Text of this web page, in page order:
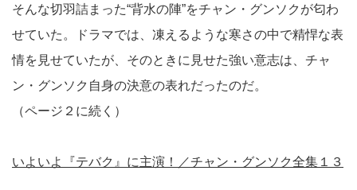
そんな切羽詰まった“背水の陣”をチャン・グンソクが匂わ
せていた。ドラマでは、凍えるような寒さの中で精悍な表
情を見せていたが、そのときに見せた強い意志は、チャ
ン・グンソク自身の決意の表れだったのだ。
（ページ２に続く）
いよいよ『テバク』に主演！／チャン・グンソク全集１３